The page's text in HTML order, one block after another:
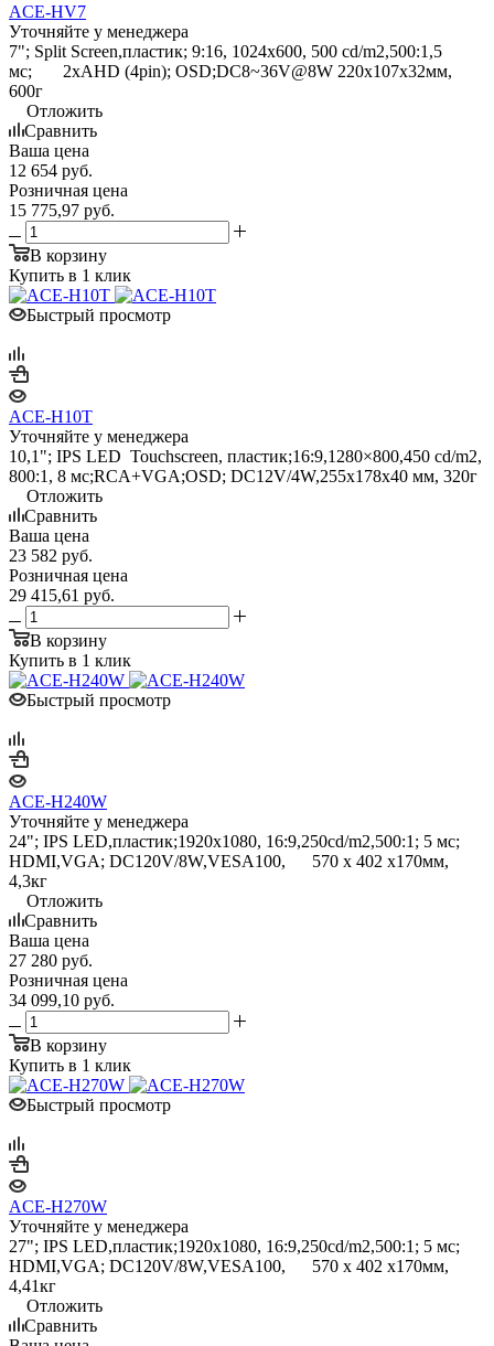
ACE-HV7
Уточняйте у менеджера
7"; Split Screen,пластик; 9:16, 1024x600, 500 cd/m2,500:1,5
мс; 2xAHD (4pin); OSD;DC8~36V@8W 220x107x32мм,
600г
Отложить
Сравнить
Ваша цена
12 654 руб.
Розничная цена
15 775,97 руб.
В корзину
Купить в 1 клик
Быстрый просмотр
ACE-H10T
Уточняйте у менеджера
10,1"; IPS LED Touchscreen, пластик;16:9,1280×800,450 cd/m2,
800:1, 8 мс;RCA+VGA;OSD; DC12V/4W,255х178х40 мм, 320г
Отложить
Сравнить
Ваша цена
23 582 руб.
Розничная цена
29 415,61 руб.
В корзину
Купить в 1 клик
Быстрый просмотр
ACE-H240W
Уточняйте у менеджера
24"; IPS LED,пластик;1920x1080, 16:9,250cd/m2,500:1; 5 мс;
HDMI,VGA; DC120V/8W,VESA100, 570 x 402 x170мм,
4,3кг
Отложить
Сравнить
Ваша цена
27 280 руб.
Розничная цена
34 099,10 руб.
В корзину
Купить в 1 клик
Быстрый просмотр
ACE-H270W
Уточняйте у менеджера
27"; IPS LED,пластик;1920x1080, 16:9,250cd/m2,500:1; 5 мс;
HDMI,VGA; DC120V/8W,VESA100, 570 x 402 x170мм,
4,41кг
Отложить
Сравнить